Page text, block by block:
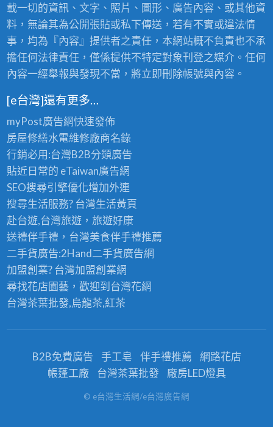
載一切的資訊、文字、照片、圖形、廣告內容、或其他資
料，無論其為公開張貼或私下傳送，若有不實或違法情
事，均為『內容』提供者之責任，本網站概不負責也不承
擔任何法律責任，僅係提供不特定對象刊登之媒介。任何
內容一經舉報與發現不當，將立即刪除帳號與內容。
[e台灣]還有更多…
myPost廣告網快速發佈
房屋修繕水電維修廠商名錄
行銷必用:台灣B2B分類廣告
貼近日常的 eTaiwan廣告網
SEO搜尋引擎優化增加外連
搜尋生活服務? 台灣生活黃頁
赴台遊,台灣旅遊，旅遊好康
送禮伴手禮，台灣美食伴手禮推薦
二手貨廣告:2Hand二手貨廣告網
加盟創業? 台灣加盟創業網
尋找花店園藝，歡迎到 台灣花網
台灣茶葉批發,烏龍茶,紅茶
B2B免費廣告 手工皂 伴手禮推薦
網路花店
帳蓬工廠
台灣茶葉批發 廠房LED燈具
© e台灣生活網/e台灣廣告網